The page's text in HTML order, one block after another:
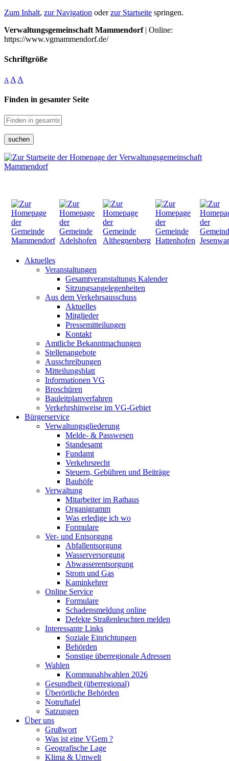
Zum Inhalt, zur Navigation oderzur Startseite springen.
Verwaltungsgemeinschaft Mammendorf| Online:
https://www.vgmammendorf.de/
Schriftgröße
A A A
Finden in gesamter Seite
suchen
Aktuelles
Veranstaltungen
Gesamtveranstaltungs Kalender
Sitzungsangelegenheiten
Aus dem Verkehrsausschuss
Aktuelles
Mitglieder
Pressemitteilungen
Kontakt
Amtliche Bekanntmachungen
Stellenangebote
Ausschreibungen
Mitteilungsblatt
Informationen VG
Broschüren
Bauleitplanverfahren
Verkehrshinweise im VG-Gebiet
Bürgerservice
Verwaltungsgliederung
Melde- & Passwesen
Standesamt
Fundamt
Verkehrsrecht
Steuern, Gebühren und Beiträge
Bauhöfe
Verwaltung
Mitarbeiter im Rathaus
Organigramm
Was erledige ich wo
Formulare
Ver- und Entsorgung
Abfallentsorgung
Wasserversorgung
Abwasserentsorgung
Strom und Gas
Kaminkehrer
Online Service
Formulare
Schadensmeldung online
Defekte Straßenleuchten melden
Interessante Links
Soziale Einrichtungen
Behörden
Sonstige überregionale Adressen
Wahlen
Kommunahlwahlen 2026
Gesundheit (überregional)
Überörtliche Behörden
Notruftafel
Satzungen
Über uns
Grußwort
Was ist eine VGem ?
Geografische Lage
Klima & Umwelt